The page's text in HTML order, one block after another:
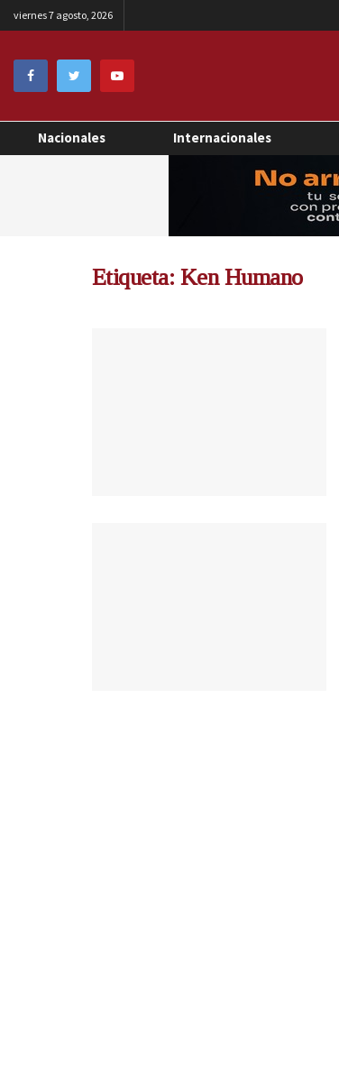
viernes 7 agosto, 2026
Nacionales Internacionales
Etiqueta: Ken Humano